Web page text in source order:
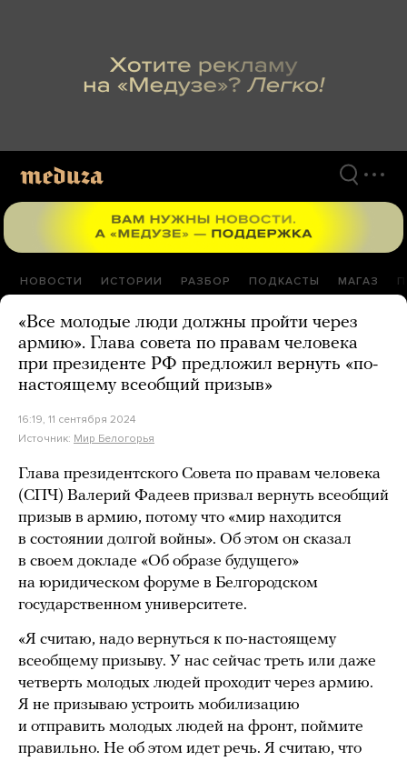
НОВОСТИ ИСТОРИИ РАЗБОР ПОДКАСТЫ МАГАЗ
«Все молодые люди должны пройти через
армию». Глава совета по правам человека
при президенте РФ предложил вернуть «по-
настоящему всеобщий призыв»
16:19, 11 сентября 2024
Источник: Мир Белогорья
Глава президентского Совета по правам человека
(СПЧ) Валерий Фадеев призвал вернуть всеобщий
призыв в армию, потому что «мир находится
в состоянии долгой войны». Об этом он сказал
в своем докладе «Об образе будущего»
на юридическом форуме в Белгородском
государственном университете.
«Я считаю, надо вернуться к по-настоящему
всеобщему призыву. У нас сейчас треть или даже
четверть молодых людей проходит через армию.
Я не призываю устроить мобилизацию
и отправить молодых людей на фронт, поймите
правильно. Не об этом идет речь. Я считаю, что